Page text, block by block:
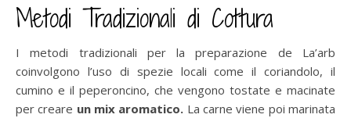
Metodi Tradizionali di Cottura
I metodi tradizionali per la preparazione de La’arb
coinvolgono l’uso di spezie locali come il coriandolo, il
cumino e il peperoncino, che vengono tostate e macinate
per creare un mix aromatico. La carne viene poi marinata